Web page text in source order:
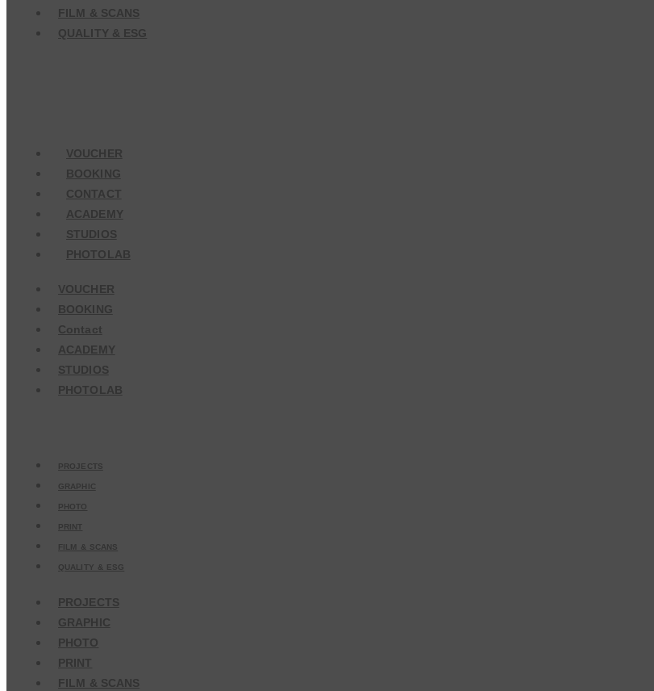
FILM & SCANS
QUALITY & ESG
VOUCHER
BOOKING
CONTACT
ACADEMY
STUDIOS
PHOTOLAB
VOUCHER
BOOKING
Contact
ACADEMY
STUDIOS
PHOTOLAB
PROJECTS
GRAPHIC
PHOTO
PRINT
FILM & SCANS
QUALITY & ESG
PROJECTS
GRAPHIC
PHOTO
PRINT
FILM & SCANS